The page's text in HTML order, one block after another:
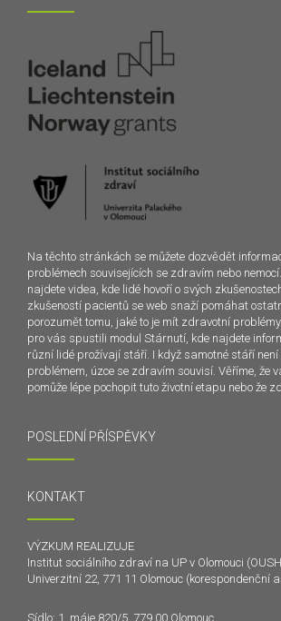
Na těchto stránkách se můžete dozvědět
problémech souvisejících se zdravím nebo
najdete videa, kde lidé hovoří o svých
zkušeností pacientů se web snaží pomáhat
porozumět tomu, jaké to je mít zdravotní
pro vás spustili modul Stárnutí, kde najdete
různí lidé prožívají stáří. I když samotné stáří
problémem, úzce se zdravím souvisí. Věříme, že
pomůže lépe pochopit tuto životní etapu nebo že
POSLEDNÍ PŘÍSPĚVKY
KONTAKT
VÝZKUM REALIZUJE
Institut sociálního zdraví na UP v Olomouci
Univerzitní 22, 771 11 Olomouc (korespondenční
Sídlo: 1. máje 820/5, 779 00 Olomouc